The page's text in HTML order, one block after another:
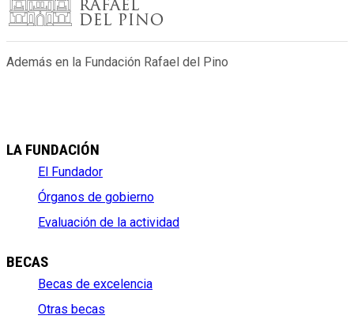
Además en la Fundación Rafael del Pino
LA FUNDACIÓN
El Fundador
Órganos de gobierno
Evaluación de la actividad
BECAS
Becas de excelencia
Otras becas